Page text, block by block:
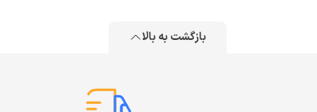
بازگشت به بالا